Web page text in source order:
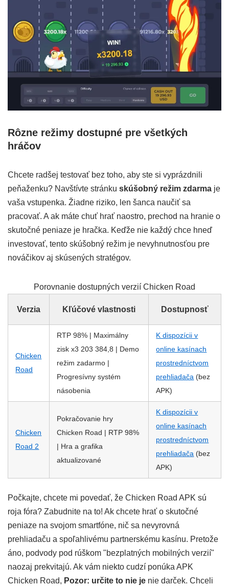
Rôzne režimy dostupné pre všetkých
hráčov
Chcete radšej testovať bez toho, aby ste si vyprázdnili
peňaženku? Navštívte stránku skúšobný režim zdarma je
vaša vstupenka. Žiadne riziko, len šanca naučiť sa
pracovať. A ak máte chuť hrať naostro, prechod na hranie o
skutočné peniaze je hračka. Keďže nie každý chce hneď
investovať, tento skúšobný režim je nevyhnutnosťou pre
nováčikov aj skúsených stratégov.
Porovnanie dostupných verzií Chicken Road
Verzia Kľúčové vlastnosti Dostupnosť
Chicken
Road
RTP 98% | Maximálny
zisk x3 203 384,8 | Demo
režim zadarmo |
Progresívny systém
násobenia
K dispozícii v
online kasínach
prostredníctvom
prehliadača (bez
APK)
Chicken
Road 2
Pokračovanie hry
Chicken Road | RTP 98%
| Hra a grafika
aktualizované
K dispozícii v
online kasínach
prostredníctvom
prehliadača (bez
APK)
Počkajte, chcete mi povedať, že Chicken Road APK sú
roja fóra? Zabudnite na to! Ak chcete hrať o skutočné
peniaze na svojom smartfóne, nič sa nevyrovná
prehliadaču a spoľahlivému partnerskému kasínu. Pretože
áno, podvody pod rúškom "bezplatných mobilných verzií"
naozaj prekvitajú. Ak vám niekto cudzí ponúka APK
Chicken Road, Pozor: určite to nie je nie darček. Chceli